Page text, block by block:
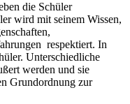
die Schüler
wird mit seinem Wissen,
respektiert. In
Unterschiedliche
werden und sie
Grundordnung zur